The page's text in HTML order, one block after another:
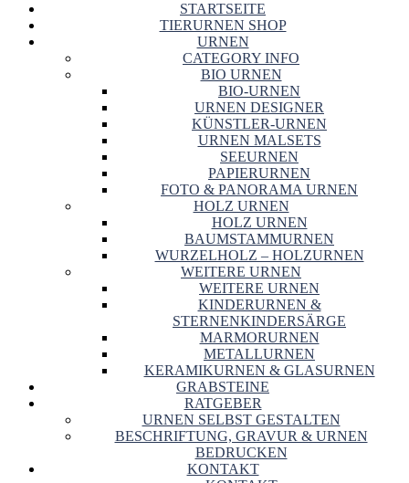
STARTSEITE
TIERURNEN SHOP
URNEN
CATEGORY INFO
BIO URNEN
BIO-URNEN
URNEN DESIGNER
KÜNSTLER-URNEN
URNEN MALSETS
SEEURNEN
PAPIERURNEN
FOTO & PANORAMA URNEN
HOLZ URNEN
HOLZ URNEN
BAUMSTAMMURNEN
WURZELHOLZ – HOLZURNEN
WEITERE URNEN
WEITERE URNEN
KINDERURNEN &
STERNENKINDERSÄRGE
MARMORURNEN
METALLURNEN
KERAMIKURNEN & GLASURNEN
GRABSTEINE
RATGEBER
URNEN SELBST GESTALTEN
BESCHRIFTUNG, GRAVUR & URNEN
BEDRUCKEN
KONTAKT